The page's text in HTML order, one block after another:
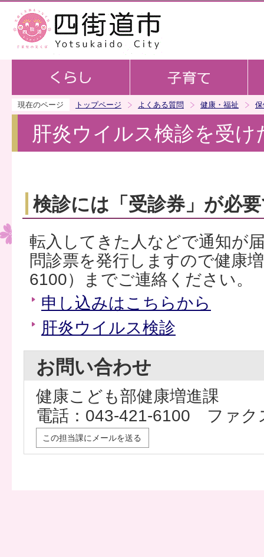
現在のページ トップページ よくある質問 健康・福祉
肝炎ウイルス検診を受
検診には「受診券」が必
転入してきた人などで通知が
問診票を発行しますので健康
6100）までご連絡ください。
申し込みはこちらから
肝炎ウイルス検診
お問い合わせ
健康こども部健康増進課
電話：043-421-6100 ファク
この担当課にメールを送る